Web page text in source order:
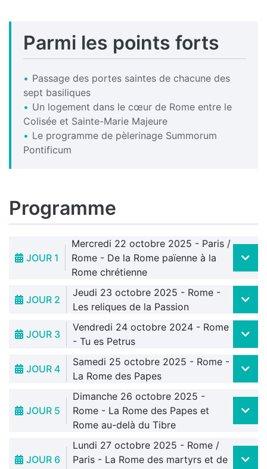
Parmi les points forts
Passage des portes saintes de chacune des
sept basiliques
Un logement dans le cœur de Rome entre le
Colisée et Sainte-Marie Majeure
Le programme de pèlerinage Summorum
Pontificum
Programme
JOUR 1
Mercredi 22 octobre 2025 - Paris /
Rome - De la Rome païenne à la
Rome chrétienne
JOUR 2
Jeudi 23 octobre 2025 - Rome -
Les reliques de la Passion
JOUR 3
Vendredi 24 octobre 2024 - Rome
- Tu es Petrus
JOUR 4
Samedi 25 octobre 2025 - Rome -
La Rome des Papes
JOUR 5
Dimanche 26 octobre 2025 -
Rome - La Rome des Papes et
Rome au-delà du Tibre
JOUR 6
Lundi 27 octobre 2025 - Rome /
Paris - La Rome des martyrs et de